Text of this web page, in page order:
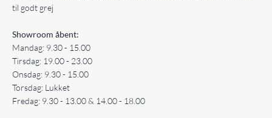
til godt grej
Showroom åbent:
Mandag: 9.30 - 15.00
Tirsdag: 19.00 - 23.00
Onsdag: 9.30 - 15.00
Torsdag: Lukket
Fredag: 9.30 - 13.00 & 14.00 - 18.00